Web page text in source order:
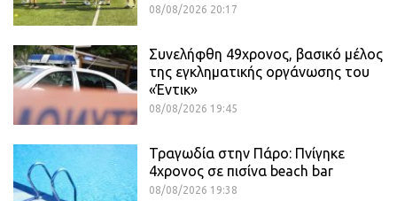
08/08/2026 20:17
Συνελήφθη 49χρονος, βασικό μέλος
της εγκληματικής οργάνωσης του
«Έντικ»
08/08/2026 19:45
Τραγωδία στην Πάρο: Πνίγηκε
4χρονος σε πισίνα beach bar
08/08/2026 19:38